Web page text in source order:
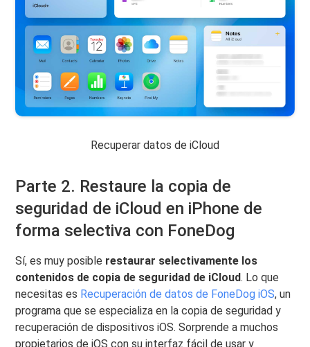
Recuperar datos de iCloud
Parte 2. Restaure la copia de
seguridad de iCloud en iPhone de
forma selectiva con FoneDog
Sí, es muy posible restaurar selectivamente los
contenidos de copia de seguridad de iCloud. Lo que
necesitas es Recuperación de datos de FoneDog iOS, un
programa que se especializa en la copia de seguridad y
recuperación de dispositivos iOS. Sorprende a muchos
propietarios de iOS con su interfaz fácil de usar y